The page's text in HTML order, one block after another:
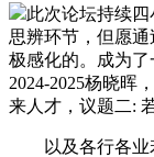
此次论坛持续四
思辨环节，但愿
极感化的。成为了
2024-2025杨晓晖
来人才，议题二:
以及各行各业